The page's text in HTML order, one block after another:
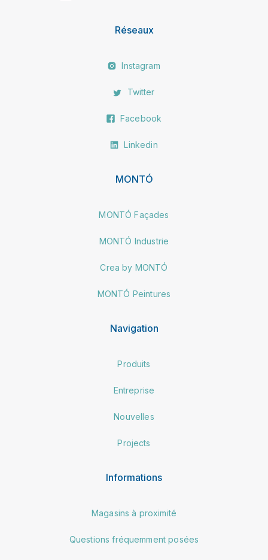
Réseaux
Instagram
Twitter
Facebook
Linkedin
MONTÓ
MONTÓ Façades
MONTÓ Industrie
Crea by MONTÓ
MONTÓ Peintures
Navigation
Produits
Entreprise
Nouvelles
Projects
Informations
Magasins à proximité
Questions fréquemment posées